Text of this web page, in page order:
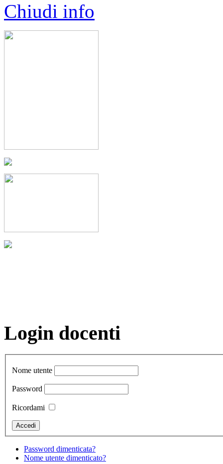
Chiudi info
Login docenti
Nome utente
Password
Ricordami
Password dimenticata?
Nome utente dimenticato?